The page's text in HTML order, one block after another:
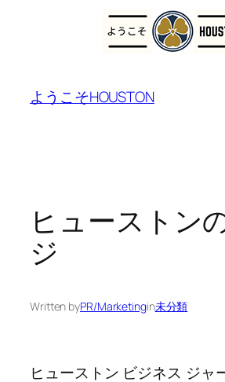
ようこそHOUSTON
ヒューストン
ジ
Written byPR/Marketingin未分類
ヒューストン ビジネス ジャ